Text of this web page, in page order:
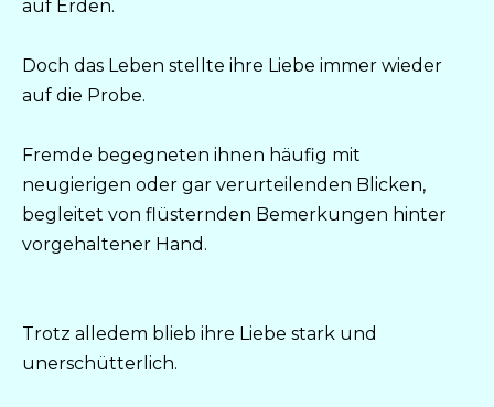
auf Erden.
Doch das Leben stellte ihre Liebe immer wieder
auf die Probe.
Fremde begegneten ihnen häufig mit
neugierigen oder gar verurteilenden Blicken,
begleitet von flüsternden Bemerkungen hinter
vorgehaltener Hand.
Trotz alledem blieb ihre Liebe stark und
unerschütterlich.